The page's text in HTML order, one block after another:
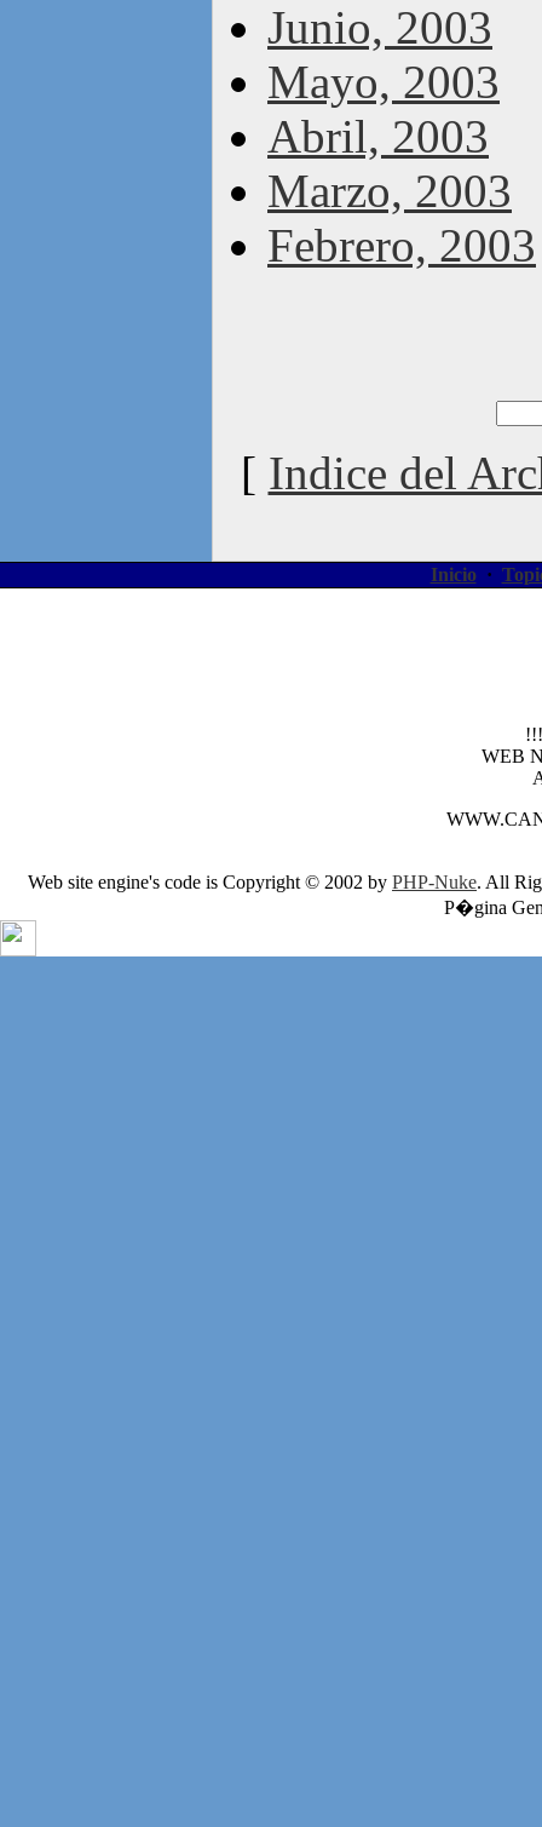
Junio, 2003
Mayo, 2003
Abril, 2003
Marzo, 2003
Febrero, 2003
[ Indice del
Inicio·
WEB
Web site engine's code is Copyright © 2002 by PHP-Nuke. All
P�gina